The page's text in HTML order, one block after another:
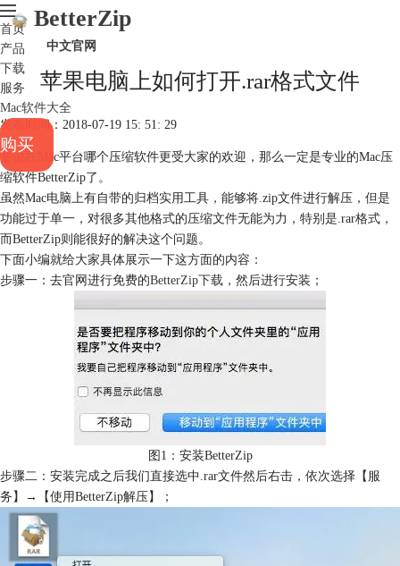
BetterZip
中文官网
首页
产品
下载
服务
Mac软件大全
购买
苹果电脑上如何打开.rar格式文件
发布时间：2018-07-19 15: 51: 29
要说在Mac平台哪个压缩软件更受大家的欢迎，那么一定是专业的Mac压
缩软件BetterZip了。
虽然Mac电脑上有自带的归档实用工具，能够将.zip文件进行解压，但是
功能过于单一，对很多其他格式的压缩文件无能为力，特别是.rar格式，
而BetterZip则能很好的解决这个问题。
下面小编就给大家具体展示一下这方面的内容：
步骤一：去官网进行免费的BetterZip下载 ，然后进行安装；
图1：安装BetterZip
步骤二：安装完成之后我们直接选中.rar文件然后右击，依次选择【服
务】→【使用BetterZip解压】；